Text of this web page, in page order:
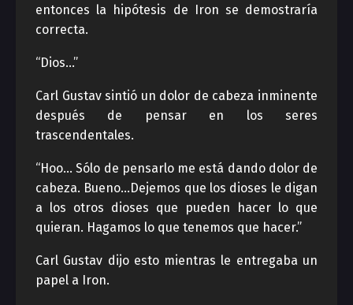
entonces la hipótesis de Iron se demostraría
correcta.
“Dios…”
Carl Gustav sintió un dolor de cabeza inminente
después de pensar en los seres
trascendentales.
“Hoo… Sólo de pensarlo me está dando dolor de
cabeza. Bueno…Dejemos que los dioses le digan
a los otros dioses que pueden hacer lo que
quieran. Hagamos lo que tenemos que hacer.”
Carl Gustav dijo esto mientras le entregaba un
papel a Iron.